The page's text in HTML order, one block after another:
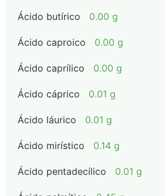
Ácido butírico 0.00 g
Ácido caproico 0.00 g
Ácido caprílico 0.00 g
Ácido cáprico 0.01 g
Ácido láurico 0.01 g
Ácido mirístico 0.14 g
Ácido pentadecílico 0.01 g